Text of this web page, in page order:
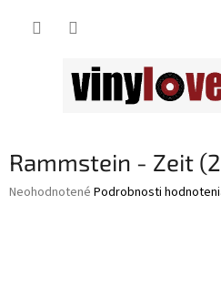
Rammstein - Zeit
Priemerné
Neohodnotené Podrobnosti